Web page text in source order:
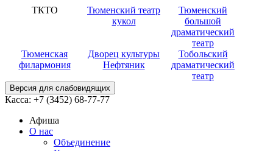
ТКТО
Тюменский театр
кукол
Тюменский
большой
драматический
театр
Тюменская
филармония
Дворец культуры
Нефтяник
Тобольский
драматический
театр
Версия для слабовидящих
Касса: +7 (3452) 68-77-77
Афиша
О нас
Объединение